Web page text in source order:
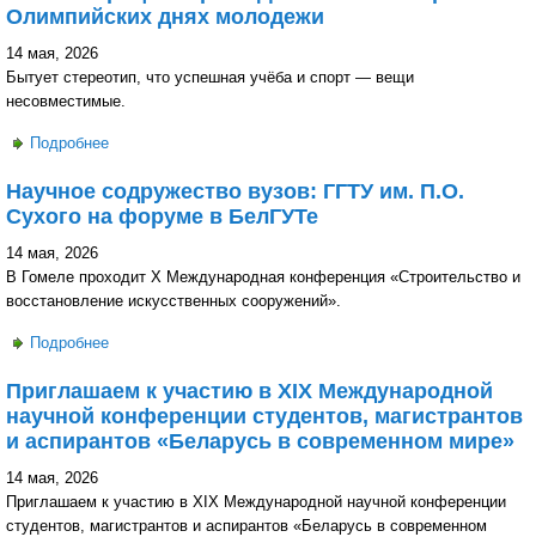
Олимпийских днях молодежи
14 мая, 2026
Бытует стереотип, что успешная учёба и спорт — вещи
несовместимые.
Подробнее
Научное содружество вузов: ГГТУ им. П.О.
Сухого на форуме в БелГУТе
14 мая, 2026
В Гомеле проходит X Международная конференция «Строительство и
восстановление искусственных сооружений».
Подробнее
Приглашаем к участию в ХIX Международной
научной конференции студентов, магистрантов
и аспирантов «Беларусь в современном мире»
14 мая, 2026
Приглашаем к участию в ХIX Международной научной конференции
студентов, магистрантов и аспирантов «Беларусь в современном